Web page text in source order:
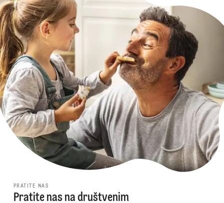
PRATITE NAS
Pratite nas na društvenim